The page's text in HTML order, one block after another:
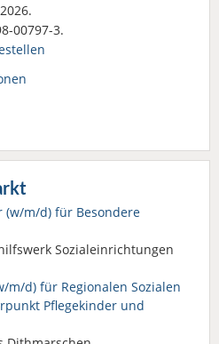
00797-3.
(w/m/d) für Besondere
Sozialeinrichtungen
m/d) für Regionalen Sozialen
Pflegekinder und